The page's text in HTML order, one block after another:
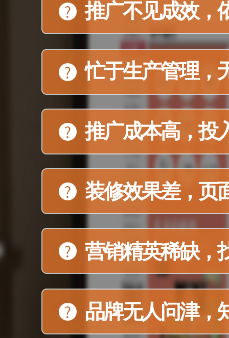
推广不见成效，
忙于生产管理，
推广成本高，投
装修效果差，页
营销精英稀缺，
品牌无人问津，